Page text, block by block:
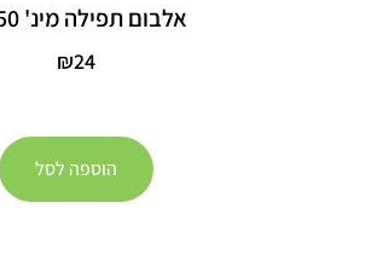
אלבום תפילה מינ' 50 יח'
₪24
הוספה לסל